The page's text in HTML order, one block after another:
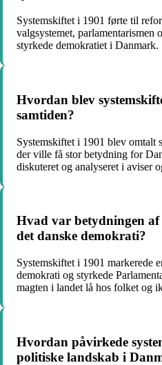
Systemskiftet i 1901 førte til
valgsystemet,
styrkede demokratiet i Danmark.
Hvordan blev
samtiden?
Systemskiftet i 1901 blev omtalt
der ville få stor betydning for
diskuteret og analyseret i aviser
Hvad var betydningen af
det danske demokrati?
Systemskiftet i 1901 markerede
demokrati og styrkede
magten i landet lå hos folket og
Hvordan påvirkede
politiske landskab i